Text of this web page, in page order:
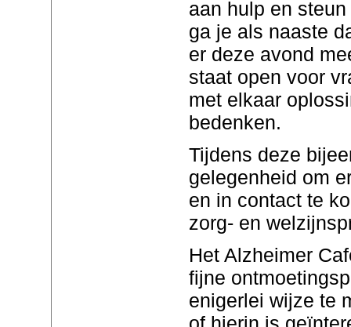
aan hulp en
ga je als naaste
er deze avond
staat open voor
met elkaar
bedenken.
Tijdens deze
gelegenheid om
en in contact te
zorg- en
Het Alzheimer
fijne
enigerlei wijze te